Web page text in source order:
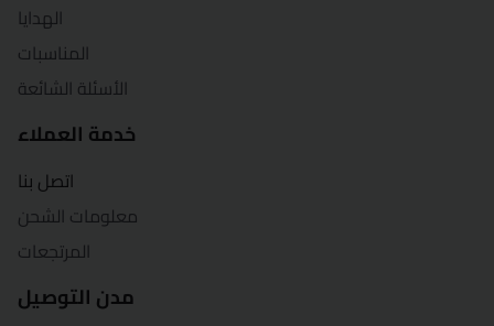
الهدايا
المناسبات
الأسئلة الشائعة
خدمة العملاء
اتصل بنا
معلومات الشحن
المرتجعات
مدن التوصيل